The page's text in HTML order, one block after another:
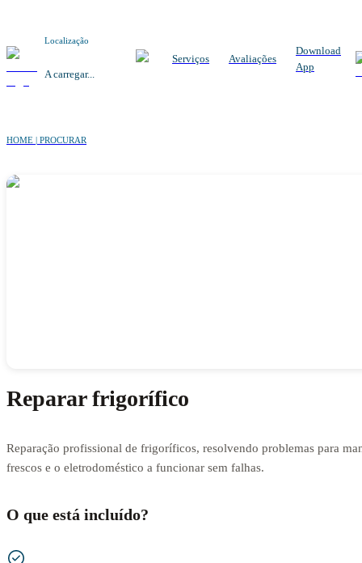
Localização
A carregar...
Serviços Avaliações
Download
App
HOME | PROCURAR
Reparar frigorífico
Reparação profissional de frigoríficos, resolvendo problemas para
frescos e o eletrodoméstico a funcionar sem falhas.
O que está incluído?